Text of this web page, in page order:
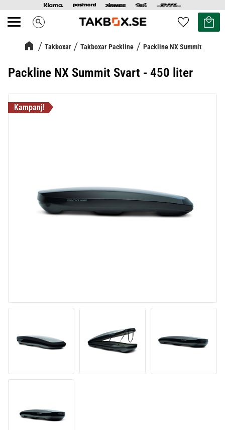
Meny search Favoriter
Kundvagn
Takboxar Takboxar Packline Packline NX Summit
Packline NX Summit Svart - 450 liter